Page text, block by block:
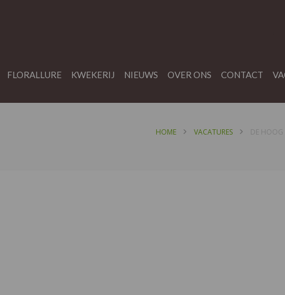
FLORALLURE KWEKERIJ NIEUWS OVER ONS CONTACT
HOME VACATURES DE HOOG